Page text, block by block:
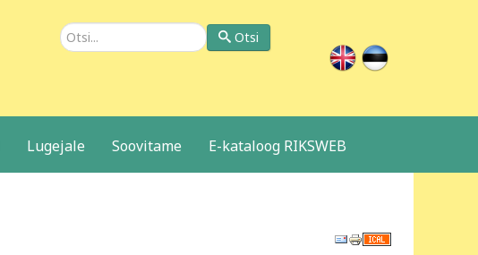
Otsi Otsi
Lugejale Soovitame E-kataloog RIKSWEB